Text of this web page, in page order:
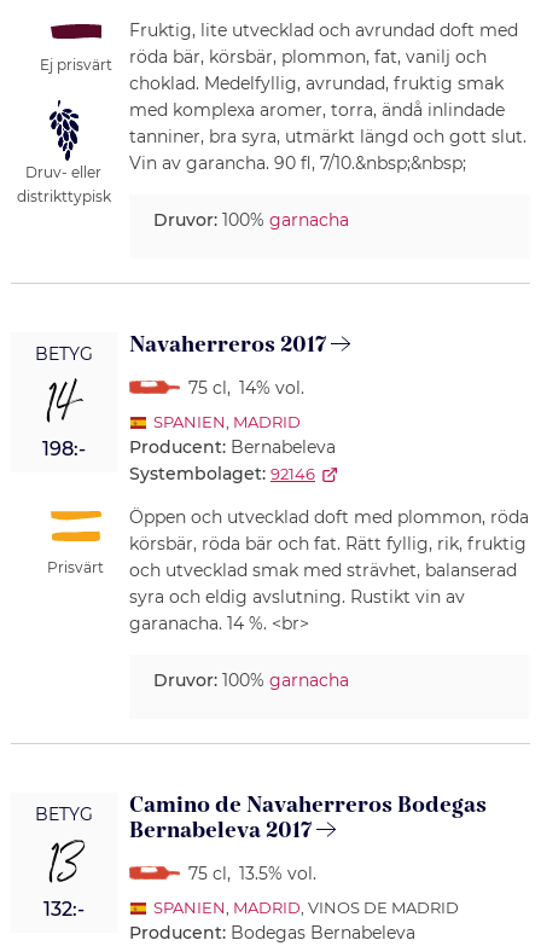
Ej prisvärt
Druv- eller
distrikttypisk
Fruktig, lite utvecklad och avrundad doft med
röda bär, körsbär, plommon, fat, vanilj och
choklad. Medelfyllig, avrundad, fruktig smak
med komplexa aromer, torra, ändå inlindade
tanniner, bra syra, utmärkt längd och gott slut.
Vin av garancha. 90 fl, 7/10.&nbsp;&nbsp;
Druvor:100% garnacha
BETYG
14
198:-
Prisvärt
Navaherreros 2017
75 cl, 14% vol.
SPANIEN MADRID
Producent: Bernabeleva
Systembolaget: 92146
Öppen och utvecklad doft med plommon, röda
körsbär, röda bär och fat. Rätt fyllig, rik, fruktig
och utvecklad smak med strävhet, balanserad
syra och eldig avslutning. Rustikt vin av
garanacha. 14 %. <br>
Druvor:100% garnacha
BETYG
13
132:-
Camino de Navaherreros Bodegas
Bernabeleva 2017
75 cl, 13.5% vol.
SPANIEN MADRID , VINOS DE MADRID
Producent: Bodegas Bernabeleva